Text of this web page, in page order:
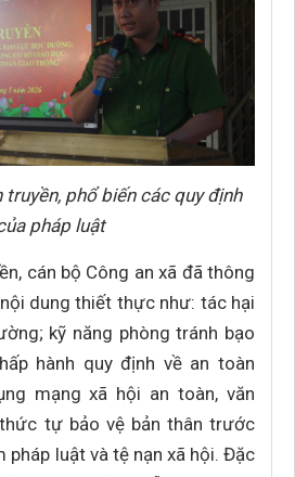
truyền, phổ biến các quy định
pháp luật
cán bộ Công an xã đã thông
dung thiết thực như: tác hại
kỹ năng phòng tránh bạo
hành quy định về an toàn
mạng xã hội an toàn, văn
tự bảo vệ bản thân trước
pháp luật và tệ nạn xã hội. Đặc